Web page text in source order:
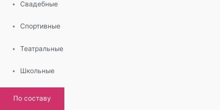
Свадебные
Спортивные
Театральные
Школьные
По составу